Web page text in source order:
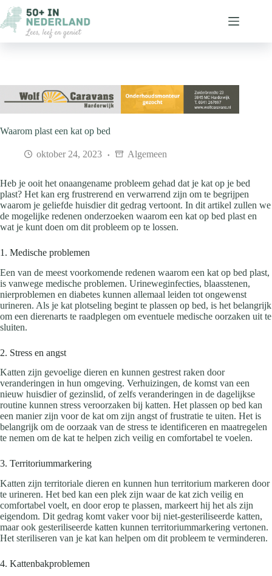
naar
de
inhoud
Waarom plast een kat op bed
oktober 24, 2023 Algemeen
Heb je ooit het onaangename probleem gehad dat je kat op je bed
plast? Het kan erg frustrerend en verwarrend zijn om te begrijpen
waarom je geliefde huisdier dit gedrag vertoont. In dit artikel zullen we
de mogelijke redenen onderzoeken waarom een kat op bed plast en
wat je kunt doen om dit probleem op te lossen.
1. Medische problemen
Een van de meest voorkomende redenen waarom een kat op bed plast,
is vanwege medische problemen. Urineweginfecties, blaasstenen,
nierproblemen en diabetes kunnen allemaal leiden tot ongewenst
urineren. Als je kat plotseling begint te plassen op bed, is het belangrijk
om een dierenarts te raadplegen om eventuele medische oorzaken uit te
sluiten.
2. Stress en angst
Katten zijn gevoelige dieren en kunnen gestrest raken door
veranderingen in hun omgeving. Verhuizingen, de komst van een
nieuw huisdier of gezinslid, of zelfs veranderingen in de dagelijkse
routine kunnen stress veroorzaken bij katten. Het plassen op bed kan
een manier zijn voor de kat om zijn angst of frustratie te uiten. Het is
belangrijk om de oorzaak van de stress te identificeren en maatregelen
te nemen om de kat te helpen zich veilig en comfortabel te voelen.
3. Territoriummarkering
Katten zijn territoriale dieren en kunnen hun territorium markeren door
te urineren. Het bed kan een plek zijn waar de kat zich veilig en
comfortabel voelt, en door erop te plassen, markeert hij het als zijn
eigendom. Dit gedrag komt vaker voor bij niet-gesteriliseerde katten,
maar ook gesteriliseerde katten kunnen territoriummarkering vertonen.
Het steriliseren van je kat kan helpen om dit probleem te verminderen.
4. Kattenbakproblemen